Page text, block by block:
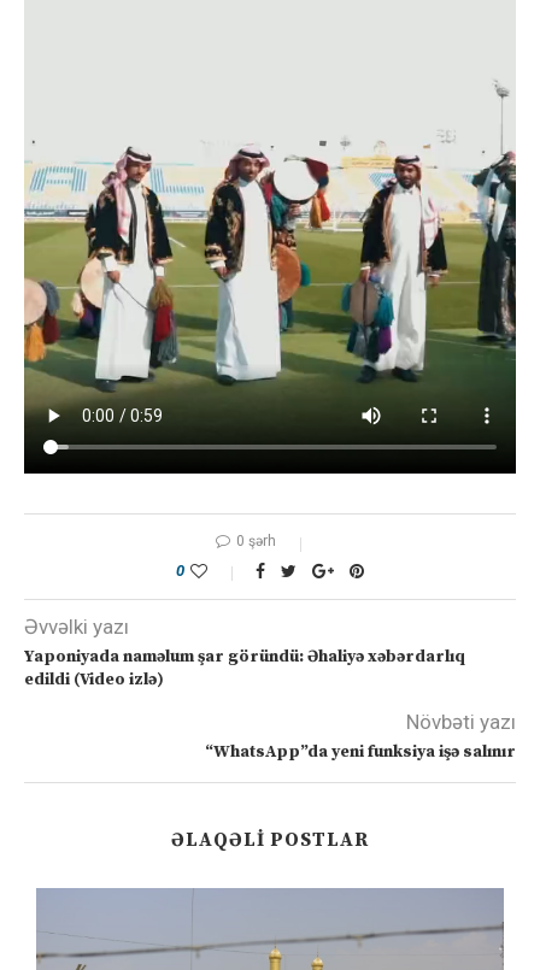
0 şərh
0
Əvvəlki yazı
Yaponiyada naməlum şar göründü: Əhaliyə xəbərdarlıq
edildi (Video izlə)
Növbəti yazı
“WhatsApp”da yeni funksiya işə salınır
ƏLAQƏLI POSTLAR